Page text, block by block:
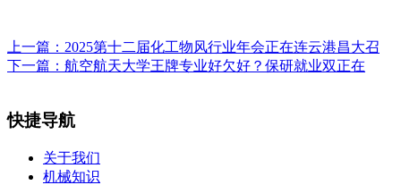
上一篇： 2025第十二届化工物风行业年会正在连云港昌大召
下一篇： 航空航天大学王牌专业好欠好？保研就业双正在
快捷导航
关于我们
机械知识